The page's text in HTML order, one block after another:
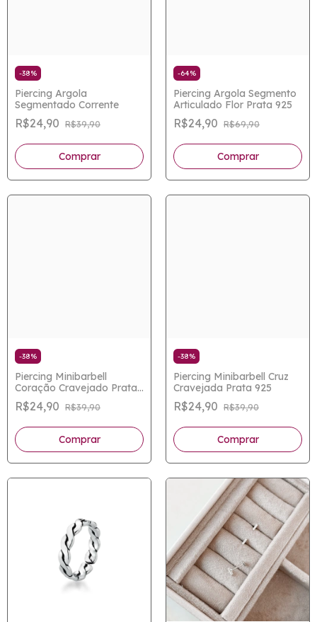
-38%
Piercing Argola
Segmentado Corrente
R$24,90 R$39,90
-64%
Piercing Argola Segmento
Articulado Flor Prata 925
R$24,90 R$69,90
-38%
Piercing Minibarbell
Coração Cravejado Prata
925
R$24,90 R$39,90
-38%
Piercing Minibarbell Cruz
Cravejada Prata 925
R$24,90 R$39,90